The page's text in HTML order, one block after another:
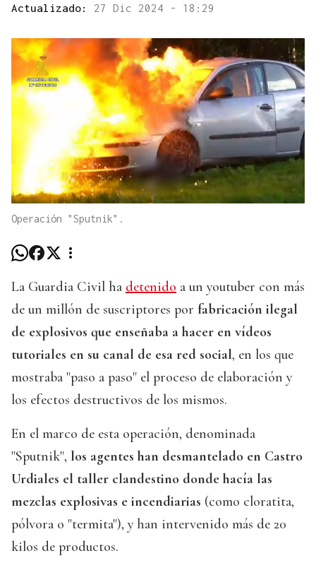
Actualizado: 27 Dic 2024 - 18:29
Operación "Sputnik".
La Guardia Civil ha detenido a un youtuber con más
de un millón de suscriptores por fabricación ilegal
de explosivos que enseñaba a hacer en vídeos
tutoriales en su canal de esa red social, en los que
mostraba "paso a paso" el proceso de elaboración y
los efectos destructivos de los mismos.
En el marco de esta operación, denominada
"Sputnik", los agentes han desmantelado en Castro
Urdiales el taller clandestino donde hacía las
mezclas explosivas e incendiarias (como cloratita,
pólvora o "termita"), y han intervenido más de 20
kilos de productos.